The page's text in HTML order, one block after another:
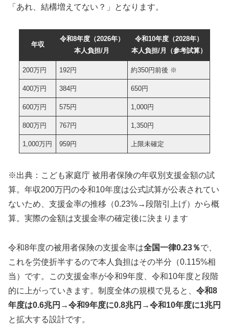
「あれ、結構増えてない？」となります。
年収
令和8年度（2026年）
本人負担/月
令和10年度（2028年）
本人負担/月（参考試算）
200万円 192円 約350円前後 ※
400万円 384円 650円
600万円 575円 1,000円
800万円 767円 1,350円
1,000万円 959円 上限未確定
※出典：こども家庭庁 被用者保険の年収別支援金額の試
算。年収200万円の令和10年度は公式試算が公表されてい
ないため、支援金率の推移（0.23%→段階引上げ）から概
算。実際の金額は支援金率の確定後に決まります
令和8年度の被用者保険の支援金率は全国一律0.23％で、
これを労使折半するので本人負担はその半分（0.115%相
当）です。この支援金率が令和9年度、令和10年度と段階
的に上がっていきます。制度全体の規模で見ると、 令和8
年度は0.6兆円→令和9年度に0.8兆円→令和10年度に1兆円
と拡大する設計です。